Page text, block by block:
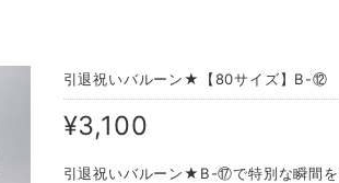
引退祝いバルーン★【80サイズ】B-⑫
¥3,100
引退祝いバルーン★B-⑰で特別な瞬間を